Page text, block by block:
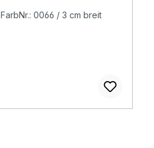
0066 / 3 cm breit